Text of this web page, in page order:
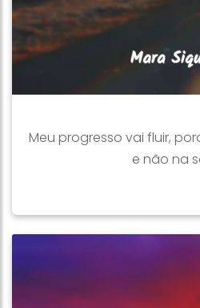
Meu progresso vai fluir,
e não na